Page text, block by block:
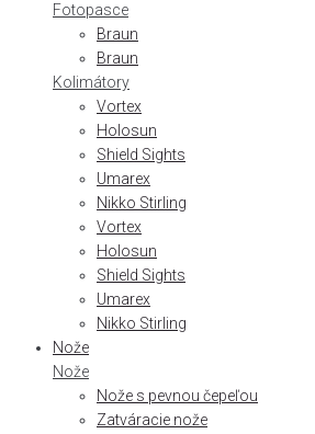
Fotopasce
Braun
Braun
Kolimátory
Vortex
Holosun
Shield Sights
Umarex
Nikko Stirling
Vortex
Holosun
Shield Sights
Umarex
Nikko Stirling
Nože
Nože
Nože s pevnou čepeľou
Zatváracie nože